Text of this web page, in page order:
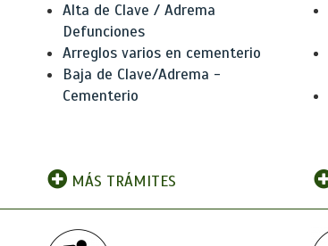
Alta de Clave / Adrema
Defunciones
Arreglos varios en cementerio
Baja de Clave/Adrema -
Cementerio
MÁS TRÁMITES